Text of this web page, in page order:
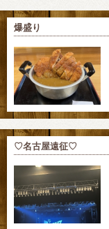
爆盛り
♡名古屋遠征♡